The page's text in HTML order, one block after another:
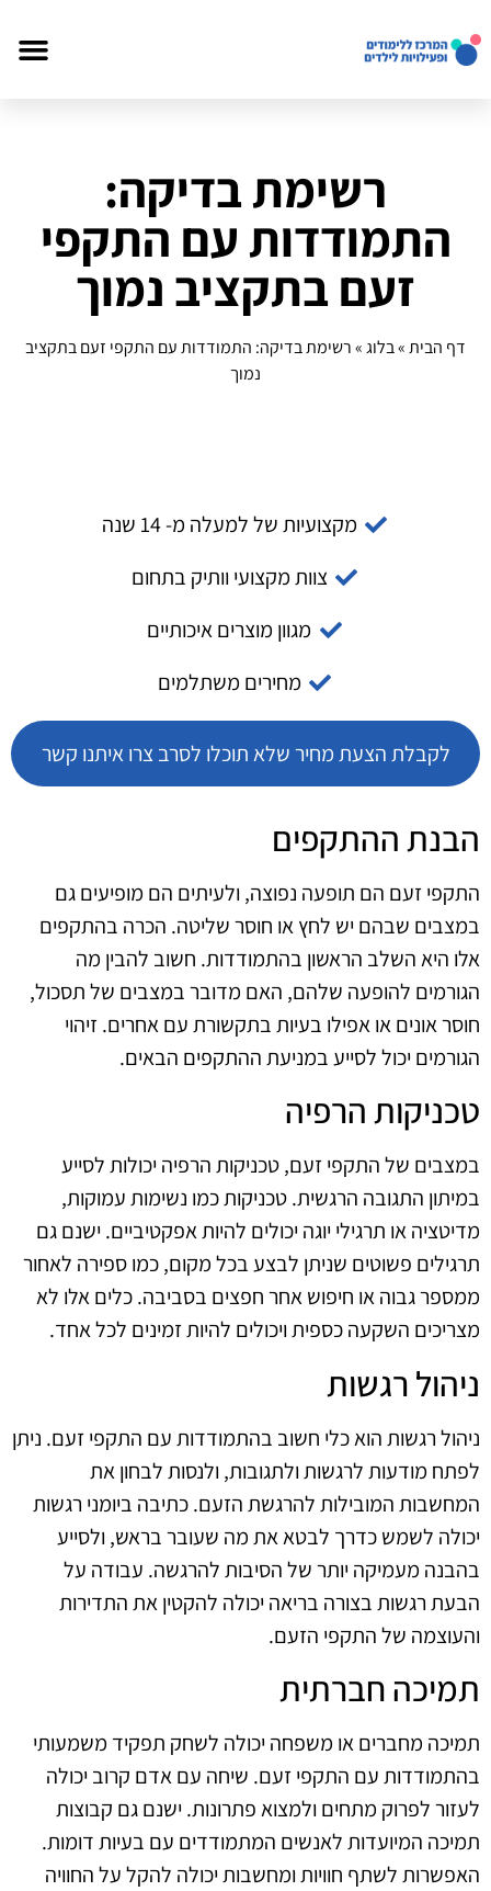
רשימת בדיקה:
התמודדות עם התקפי
זעם בתקציב נמוך
דף הבית»בלוג»רשימת בדיקה: התמודדות עם התקפי זעם בתקציב
נמוך
מקצועיות של למעלה מ- 14 שנה
צוות מקצועי וותיק בתחום
מגוון מוצרים איכותיים
מחירים משתלמים
לקבלת הצעת מחיר שלא תוכלו לסרב צרו איתנו קשר
הבנת ההתקפים
התקפי זעם הם תופעה נפוצה, ולעיתים הם מופיעים גם
במצבים שבהם יש לחץ או חוסר שליטה. הכרה בהתקפים
אלו היא השלב הראשון בהתמודדות. חשוב להבין מה
הגורמים להופעה שלהם, האם מדובר במצבים של תסכול,
חוסר אונים או אפילו בעיות בתקשורת עם אחרים. זיהוי
הגורמים יכול לסייע במניעת ההתקפים הבאים.
טכניקות הרפיה
במצבים של התקפי זעם, טכניקות הרפיה יכולות לסייע
במיתון התגובה הרגשית. טכניקות כמו נשימות עמוקות,
מדיטציה או תרגילי יוגה יכולים להיות אפקטיביים. ישנם גם
תרגילים פשוטים שניתן לבצע בכל מקום, כמו ספירה לאחור
ממספר גבוה או חיפוש אחר חפצים בסביבה. כלים אלו לא
מצריכים השקעה כספית ויכולים להיות זמינים לכל אחד.
ניהול רגשות
ניהול רגשות הוא כלי חשוב בהתמודדות עם התקפי זעם. ניתן
לפתח מודעות לרגשות ולתגובות, ולנסות לבחון את
המחשבות המובילות להרגשת הזעם. כתיבה ביומני רגשות
יכולה לשמש כדרך לבטא את מה שעובר בראש, ולסייע
בהבנה מעמיקה יותר של הסיבות להרגשה. עבודה על
הבעת רגשות בצורה בריאה יכולה להקטין את התדירות
והעוצמה של התקפי הזעם.
תמיכה חברתית
תמיכה מחברים או משפחה יכולה לשחק תפקיד משמעותי
בהתמודדות עם התקפי זעם. שיחה עם אדם קרוב יכולה
לעזור לפרוק מתחים ולמצוא פתרונות. ישנם גם קבוצות
תמיכה המיועדות לאנשים המתמודדים עם בעיות דומות.
האפשרות לשתף חוויות ומחשבות יכולה להקל על החוויה